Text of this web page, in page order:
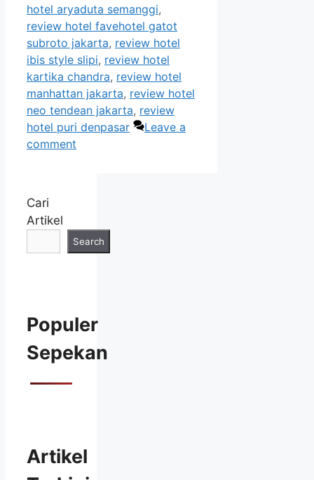
hotel aryaduta semanggi,
review hotel favehotel gatot
subroto jakarta, review hotel
ibis style slipi, review hotel
kartika chandra, review hotel
manhattan jakarta, review hotel
neo tendean jakarta, review
hotel puri denpasar
Leave a
comment
Cari
Artikel
Search
Populer
Sepekan
Artikel